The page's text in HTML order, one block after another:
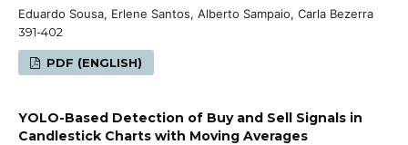
Eduardo Sousa, Erlene Santos, Alberto Sampaio, Carla Bezerra
391-402
PDF (ENGLISH)
YOLO-Based Detection of Buy and Sell Signals in
Candlestick Charts with Moving Averages